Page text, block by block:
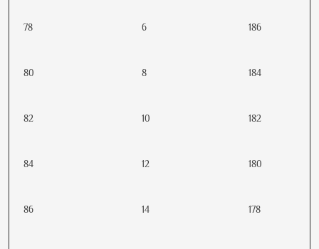
78 6 186
80 8 184
82 10 182
84 12 180
86 14 178